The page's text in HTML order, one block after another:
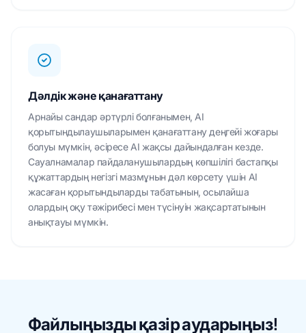
Дәлдік және қанағаттану
Арнайы сандар әртүрлі болғанымен, AI
қорытындылаушыларымен қанағаттану деңгейі жоғары
болуы мүмкін, әсіресе AI жақсы дайындалған кезде.
Сауалнамалар пайдаланушылардың көпшілігі бастапқы
құжаттардың негізгі мазмұнын дәл көрсету үшін AI
жасаған қорытындыларды табатынын, осылайша
олардың оқу тәжірибесі мен түсінуін жақсартатынын
анықтауы мүмкін.
Файлыңызды қазір аударыңыз!